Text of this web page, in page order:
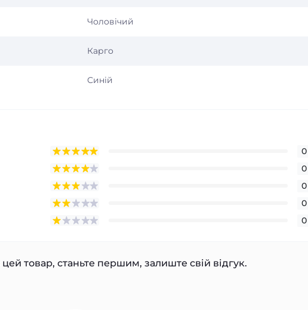
Чоловічий
Карго
Синій
0
0
0
0
0
товар, станьте першим, залиште свій відгук.